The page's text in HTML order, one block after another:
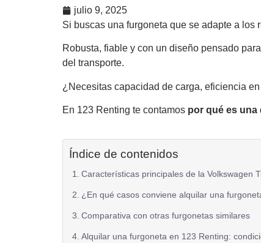
julio 9, 2025
Si buscas una furgoneta que se adapte a
Robusta, fiable y con un diseño pensado
del transporte.
¿Necesitas capacidad de carga, eficiencia
En 123 Renting te contamos por qué es una
Índice de contenidos
Características principales de la Volkswagen
¿En qué casos conviene alquilar una
Comparativa con otras furgonetas similares
Alquilar una furgoneta en 123 Renting: